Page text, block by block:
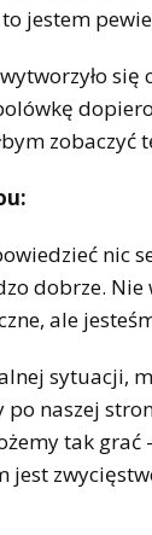
jestem
się
zobaczyć
nic
dobrze. Nie
ale
sytuacji,
naszej
tak
jest